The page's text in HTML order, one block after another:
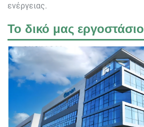
ενέργειας.
Το δικό μας εργοστάσιο